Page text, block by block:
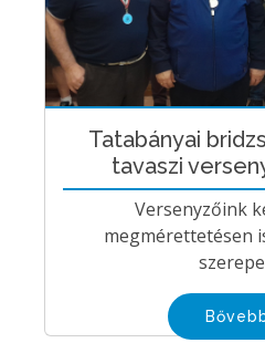
Tatabányai
tavaszi
Versenyzőink
megmérettetésen